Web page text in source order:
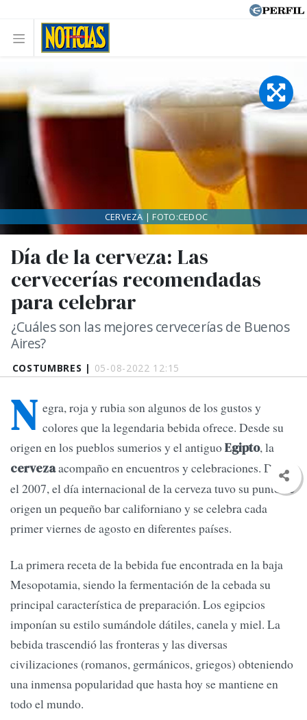
COSTUMBRES | 05-08-2022 12:15
Día de la cerveza: Las
cervecerías recomendadas
para celebrar
¿Cuáles son las mejores cervecerías de Buenos
Aires?
CERVEZA | FOTO:CEDOC
N egra, roja y rubia son algunos de los gustos y
colores que la legendaria bebida ofrece. Desde su
origen en los pueblos sumerios y el antiguoEgipto, la
cervezaacompaño en encuentros y celebraciones. Desde
el 2007, el día internacional de la cerveza tuvo su punto de
origen un pequeño bar californiano y se celebra cada
primer viernes de agosto en diferentes países.
La primera receta de la bebida fue encontrada en la baja
Mesopotamia, siendo la fermentación de la cebada su
principal característica de preparación. Los egipcios
imponían su estilo sumándole dátiles, canela y miel. La
bebida trascendió las fronteras y las diversas
civilizaciones (romanos, germánicos, griegos) obteniendo
una inmensa popularidad que hasta hoy se mantiene en
todo el mundo.